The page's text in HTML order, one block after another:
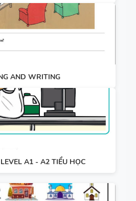
AND WRITING
A1 - A2 TIỂU HỌC